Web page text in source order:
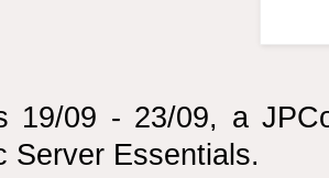
19/09 - 23/09, a
Server Essentials.